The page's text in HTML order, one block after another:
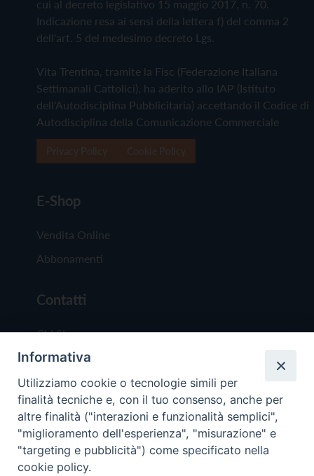
cui al decreto legislativo 15 maggio 2017, n. 70.
Indicazione resa ai sensi della lettera f) del comma 2
dell'art. 5 del medesimo decreto Lgs.
Vita Trentina, tramite la Fisc (Federazione Italiana
Settimanali Cattolici), ha aderito allo IAP (Istituto
dell'Autodisciplina Pubblicitaria) accettando il Codice di
Autodisciplina della Comunicazione Commerciale
E-Shop
Vendita Online
Abbonamenti
Contatti
Chi Siamo
Redazione
Scrivici
Copyright © 2019 - Tutti i diritti riservati - Vita
Informativa
Utilizziamo cookie o tecnologie simili per
finalità tecniche e, con il tuo consenso, anche per
altre finalità ("interazioni e funzionalità semplici",
"miglioramento dell'esperienza", "misurazione" e
"targeting e pubblicità") come specificato nella
cookie policy.